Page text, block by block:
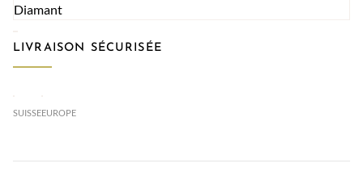
LIVRAISON SÉCURISÉE
SUISSEEUROPE